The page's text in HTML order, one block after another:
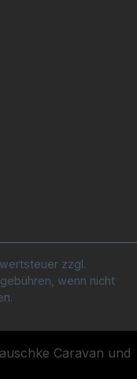
zzgl.
wenn nicht
Caravan und